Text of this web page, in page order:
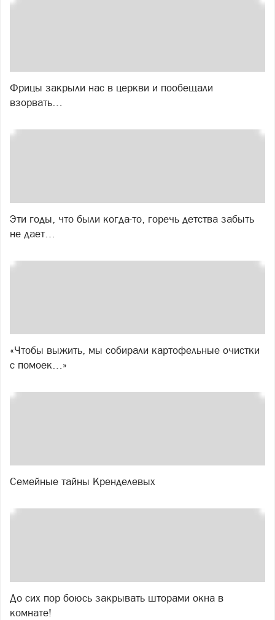
Фрицы закрыли нас в церкви и пообещали
взорвать…
Эти годы, что были когда-то, горечь детства забыть
не дает…
«Чтобы выжить, мы собирали картофельные очистки
с помоек…»
Семейные тайны Кренделевых
До сих пор боюсь закрывать шторами окна в
комнате!